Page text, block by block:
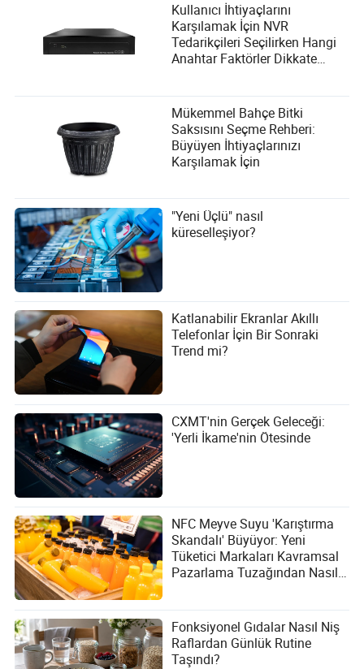
Kullanıcı İhtiyaçlarını
Karşılamak İçin NVR
Tedarikçileri Seçilirken Hangi
Anahtar Faktörler Dikkate
Mükemmel Bahçe Bitki
Saksısını Seçme Rehberi:
Büyüyen İhtiyaçlarınızı
Karşılamak İçin
"Yeni Üçlü" nasıl
küreselleşiyor?
Katlanabilir Ekranlar Akıllı
Telefonlar İçin Bir Sonraki
Trend mi?
CXMT'nin Gerçek Geleceği:
'Yerli İkame'nin Ötesinde
NFC Meyve Suyu 'Karıştırma
Skandalı' Büyüyor: Yeni
Tüketici Markaları Kavramsal
Pazarlama Tuzağından Nasıl
Fonksiyonel Gıdalar Nasıl Niş
Raflardan Günlük Rutine
Taşındı?